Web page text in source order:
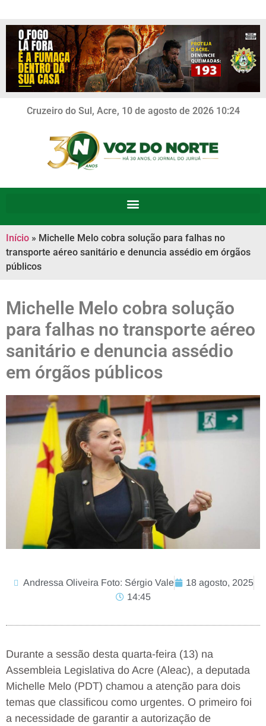
Cruzeiro do Sul, Acre, 10 de agosto de 2026 10:24
Início » Michelle Melo cobra solução para falhas no
transporte aéreo sanitário e denuncia assédio em órgãos
públicos
Michelle Melo cobra solução
para falhas no transporte aéreo
sanitário e denuncia assédio
em órgãos públicos
Andressa Oliveira Foto: Sérgio Vale
18 agosto, 2025
14:45
Durante a sessão desta quarta-feira (13) na
Assembleia Legislativa do Acre (Aleac), a deputada
Michelle Melo (PDT) chamou a atenção para dois
temas que classificou como urgentes. O primeiro foi
a necessidade de garantir a autorização de